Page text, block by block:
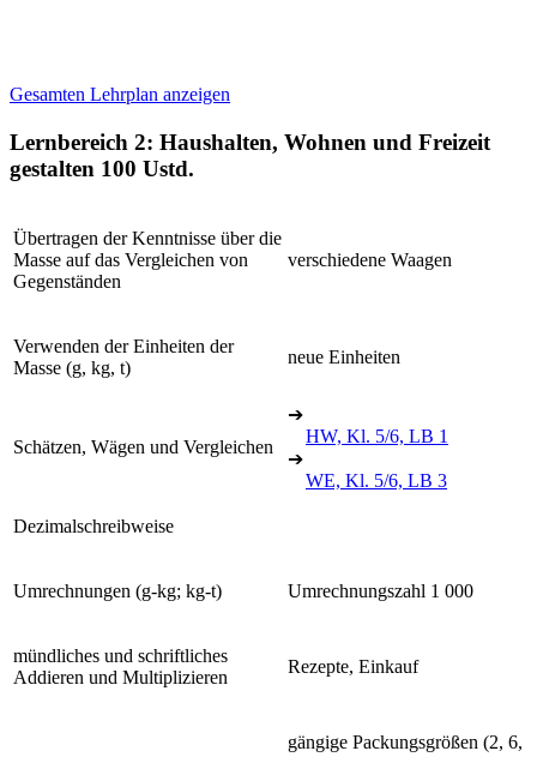
Gesamten Lehrplan anzeigen
Lernbereich 2: Haushalten, Wohnen und Freizeit
gestalten 100 Ustd.
Übertragen der Kenntnisse über die
Masse auf das Vergleichen von
Gegenständen
verschiedene Waagen
Verwenden der Einheiten der
Masse (g, kg, t)
neue Einheiten
Schätzen, Wägen und Vergleichen
➔
HW, Kl. 5/6, LB 1
➔
WE, Kl. 5/6, LB 3
Dezimalschreibweise
Umrechnungen (g-kg; kg-t) Umrechnungszahl 1 000
mündliches und schriftliches
Addieren und Multiplizieren
Rezepte, Einkauf
gängige Packungsgrößen (2, 6,